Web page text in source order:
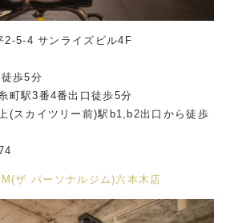
2-5-4 サンライズビル4F
歩5分
町駅3番4番出口徒歩5分
(スカイツリー前)駅b1,b2出口から徒歩
ザ パーソナルジム)六本木店